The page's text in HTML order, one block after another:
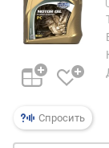
Спросить